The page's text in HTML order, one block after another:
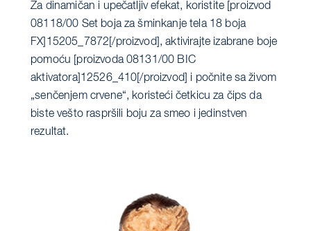
Za dinamičan i upečatljiv efekat, koristite [proizvod
08118/00 Set boja za šminkanje tela 18 boja
FX]15205_7872[/proizvod], aktivirajte izabrane boje
pomoću [proizvoda 08131/00 BIC
aktivatora]12526_410[/proizvod] i počnite sa živom
„senčenjem crvene“, koristeći četkicu za čips da
biste vešto raspršili boju za smeo i jedinstven
rezultat.